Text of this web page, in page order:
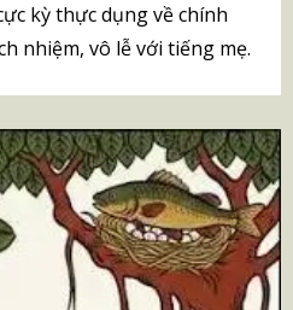
kỳ thực dụng về chính
nhiệm, vô lễ với tiếng mẹ.